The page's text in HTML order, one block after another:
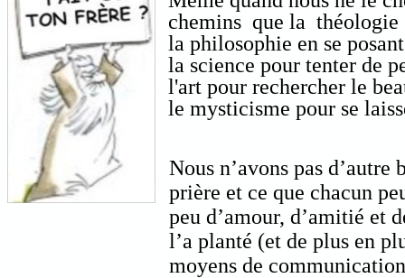
chemins que la théologie
la philosophie en se
la science pour tenter de
l'art pour rechercher le
le mysticisme pour se
Nous n’avons pas
prière et ce que chacun
peu d’amour, d’amitié et
l’a planté (et de plus en
moyens de